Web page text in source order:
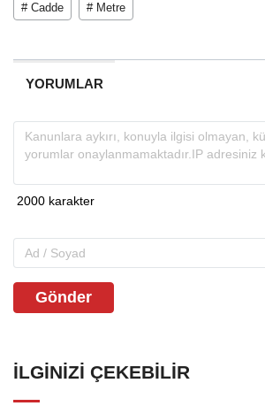
# Cadde # Metre
YORUMLAR
Gönder
İLGINIZI ÇEKEBILIR